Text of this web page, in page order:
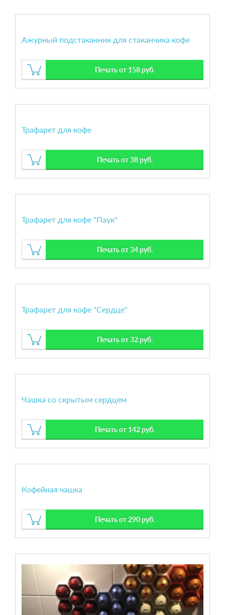
Ажурный подстаканник для стаканчика кофе
Печать от 158 руб.
Трафарет для кофе
Печать от 38 руб.
Трафарет для кофе "Паук"
Печать от 34 руб.
Трафарет для кофе "Сердце"
Печать от 32 руб.
Чашка со скрытым сердцем
Печать от 142 руб.
Кофейная чашка
Печать от 290 руб.